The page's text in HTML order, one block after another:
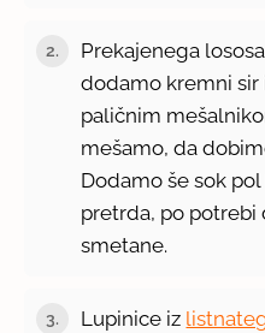
2.
Prekajenega
dodamo kremni sir
paličnim
mešamo, da
Dodamo še sok
pretrda, po
smetane.
3. Lupinice iz